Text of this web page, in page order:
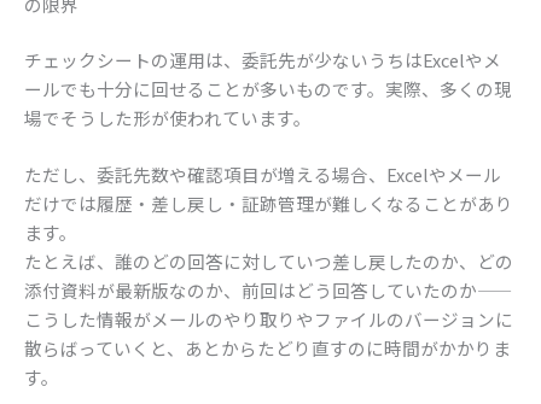
チェックシートの運用は、委託先が少ないうちはExcelやメ
ールでも十分に回せることが多いものです。実際、多くの現
場でそうした形が使われています。
ただし、委託先数や確認項目が増える場合、Excelやメール
だけでは履歴・差し戻し・証跡管理が難しくなることがあり
ます。
たとえば、誰のどの回答に対していつ差し戻したのか、どの
添付資料が最新版なのか、前回はどう回答していたのか——
こうした情報がメールのやり取りやファイルのバージョンに
散らばっていくと、あとからたどり直すのに時間がかかりま
す。